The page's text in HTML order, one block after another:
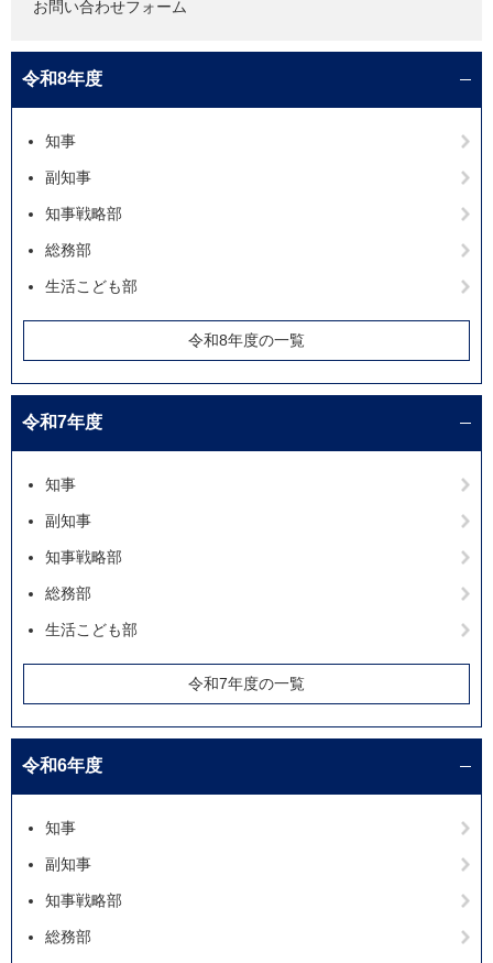
お問い合わせフォーム
令和8年度
知事
副知事
知事戦略部
総務部
生活こども部
令和8年度の一覧
令和7年度
知事
副知事
知事戦略部
総務部
生活こども部
令和7年度の一覧
令和6年度
知事
副知事
知事戦略部
総務部